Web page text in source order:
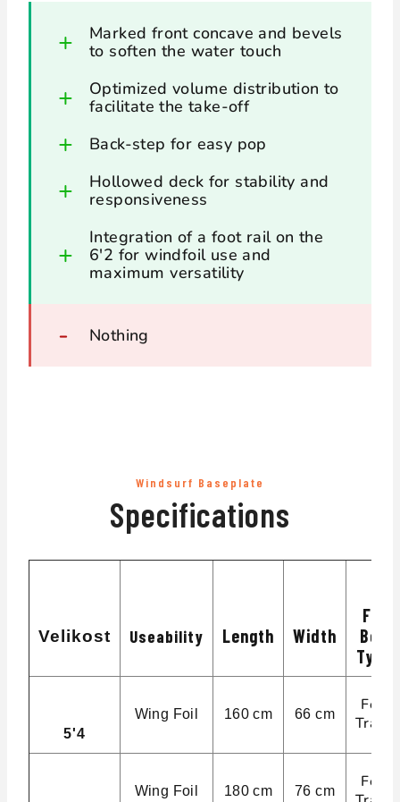
Marked front concave and bevels
to soften the water touch
Optimized volume distribution to
facilitate the take-off
Back-step for easy pop
Hollowed deck for stability and
responsiveness
Integration of a foot rail on the
6'2 for windfoil use and
maximum versatility
Nothing
Windsurf Baseplate
Specifications
Velikost Useability Length Width
Fin
Box
Type
5'4
Wing Foil 160 cm 66 cm
Foil
Track
Wing Foil 180 cm 76 cm
Foil